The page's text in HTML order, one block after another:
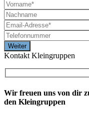
Kontakt Kleingruppen
Wir freuen uns von dir
den Kleingruppen